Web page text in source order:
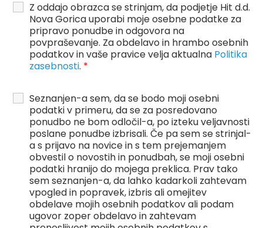
Z oddajo obrazca se strinjam, da podjetje Hit d.d.
Nova Gorica uporabi moje osebne podatke za
pripravo ponudbe in odgovora na
povpraševanje. Za obdelavo in hrambo osebnih
podatkov in vaše pravice velja aktualna Politika
zasebnosti. *
Seznanjen-a sem, da se bodo moji osebni
podatki v primeru, da se za posredovano
ponudbo ne bom odločil-a, po izteku veljavnosti
poslane ponudbe izbrisali. Če pa sem se strinjal-
a s prijavo na novice in s tem prejemanjem
obvestil o novostih in ponudbah, se moji osebni
podatki hranijo do mojega preklica. Prav tako
sem seznanjen-a, da lahko kadarkoli zahtevam
vpogled in popravek, izbris ali omejitev
obdelave mojih osebnih podatkov ali podam
ugovor zoper obdelavo in zahtevam